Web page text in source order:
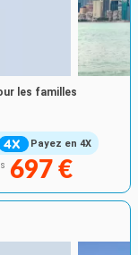
Payez en 4X
les familles
697 €